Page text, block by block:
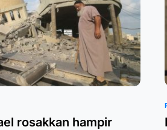
rosakkan hampir